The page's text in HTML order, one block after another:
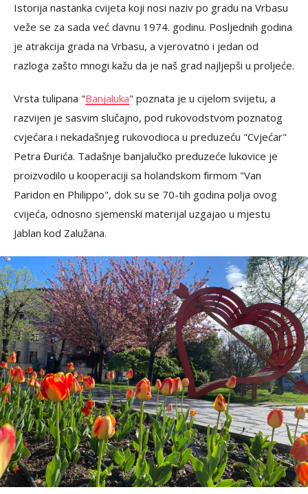
Istorija nastanka cvijeta koji nosi naziv po gradu na Vrbasu
veže se za sada već davnu 1974. godinu. Posljednih godina
je atrakcija grada na Vrbasu, a vjerovatno i jedan od
razloga zašto mnogi kažu da je naš grad najljepši u proljeće.
Vrsta tulipana "Banjaluka" poznata je u cijelom svijetu, a
razvijen je sasvim slučajno, pod rukovodstvom poznatog
cvjećara i nekadašnjeg rukovodioca u preduzeću "Cvjećar"
Petra Đurića. Tadašnje banjalučko preduzeće lukovice je
proizvodilo u kooperaciji sa holandskom firmom "Van
Paridon en Philippo", dok su se 70-tih godina polja ovog
cvijeća, odnosno sjemenski materijal uzgajao u mjestu
Jablan kod Zalužana.